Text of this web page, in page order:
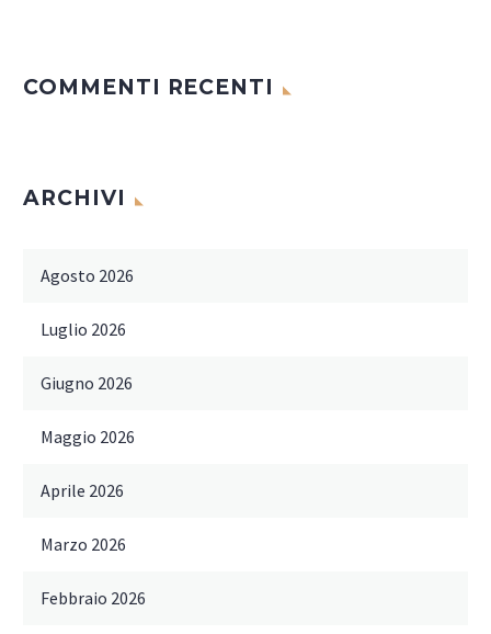
COMMENTI RECENTI
ARCHIVI
Agosto 2026
Luglio 2026
Giugno 2026
Maggio 2026
Aprile 2026
Marzo 2026
Febbraio 2026